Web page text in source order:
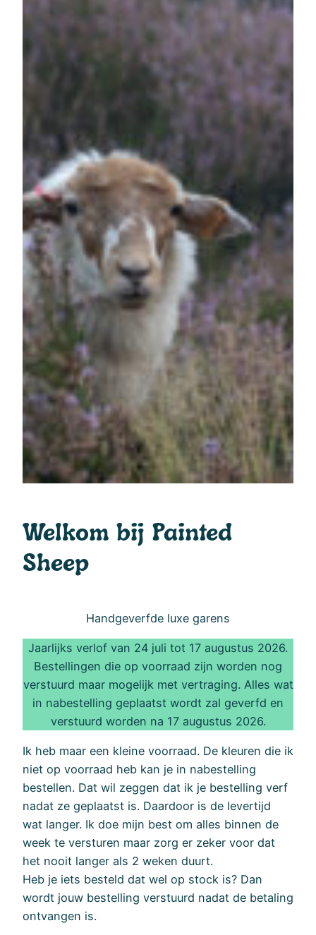
Welkom bij Painted
Sheep
Handgeverfde luxe garens
Jaarlijks verlof van 24 juli tot 17 augustus 2026.
Bestellingen die op voorraad zijn worden nog
verstuurd maar mogelijk met vertraging. Alles wat
in nabestelling geplaatst wordt zal geverfd en
verstuurd worden na 17 augustus 2026.
Ik heb maar een kleine voorraad. De kleuren die ik
niet op voorraad heb kan je in nabestelling
bestellen. Dat wil zeggen dat ik je bestelling verf
nadat ze geplaatst is. Daardoor is de levertijd
wat langer. Ik doe mijn best om alles binnen de
week te versturen maar zorg er zeker voor dat
het nooit langer als 2 weken duurt.
Heb je iets besteld dat wel op stock is? Dan
wordt jouw bestelling verstuurd nadat de betaling
ontvangen is.